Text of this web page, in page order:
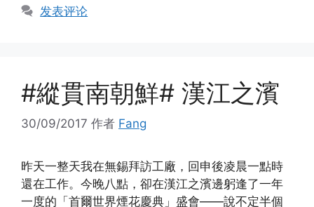
发表评论
#縱貫南朝鮮# 漢江之濱
30/09/2017 作者 Fang
昨天一整天我在無錫拜訪工廠，回申後凌晨一點時
還在工作。今晚八點，卻在漢江之濱邊躬逢了一年
一度的「首爾世界煙花慶典」盛會——說不定半個